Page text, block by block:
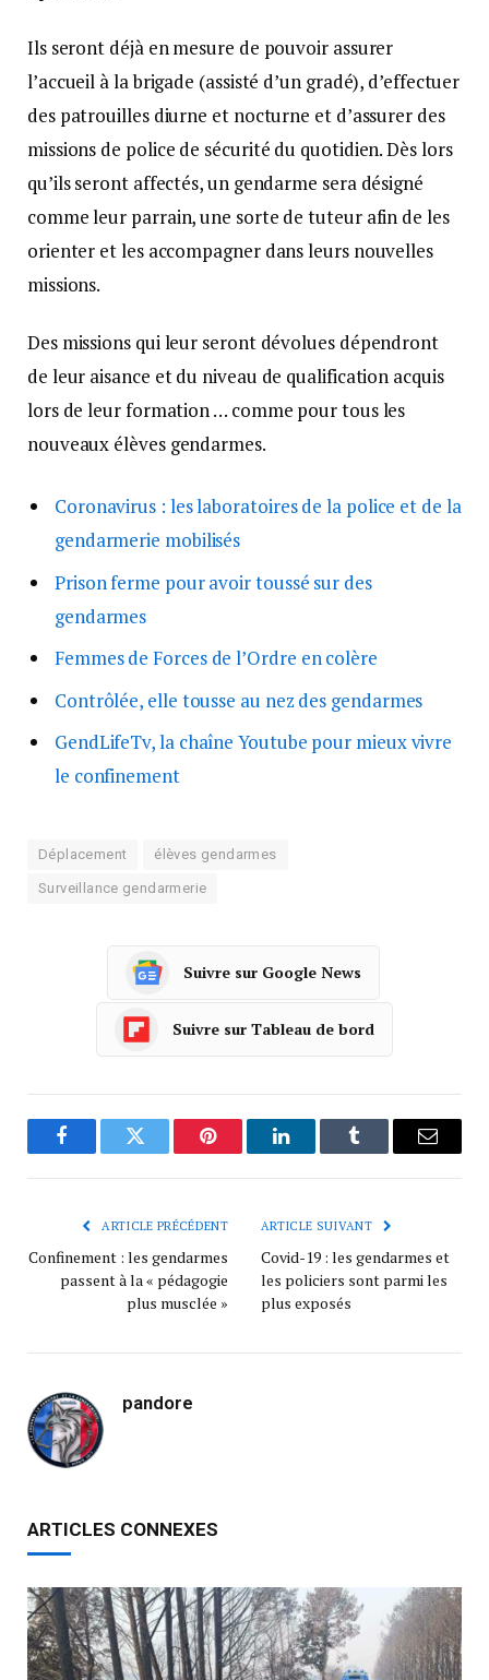
Ils seront déjà en mesure de pouvoir assurer
l’accueil à la brigade (assisté d’un gradé), d’effectuer
des patrouilles diurne et nocturne et d’assurer des
missions de police de sécurité du quotidien. Dès lors
qu’ils seront affectés, un gendarme sera désigné
comme leur parrain, une sorte de tuteur afin de les
orienter et les accompagner dans leurs nouvelles
missions.
Des missions qui leur seront dévolues dépendront
de leur aisance et du niveau de qualification acquis
lors de leur formation … comme pour tous les
nouveaux élèves gendarmes.
Coronavirus : les laboratoires de la police et de la
gendarmerie mobilisés
Prison ferme pour avoir toussé sur des
gendarmes
Femmes de Forces de l’Ordre en colère
Contrôlée, elle tousse au nez des gendarmes
GendLifeTv, la chaîne Youtube pour mieux vivre
le confinement
Déplacement élèves gendarmes
Surveillance gendarmerie
Suivre sur Google News
Suivre sur Tableau de bord
FacebookTwitter Pinterest LinkedInTumblr
ARTICLE PRÉCÉDENT
Confinement : les gendarmes
passent à la « pédagogie
plus musclée »
ARTICLE SUIVANT
Covid-19 : les gendarmes et
les policiers sont parmi les
plus exposés
pandore
ARTICLES CONNEXES